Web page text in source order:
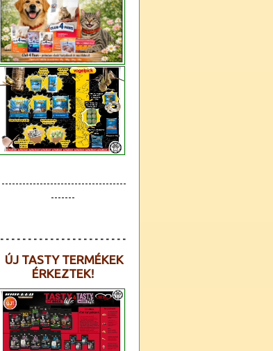
------------------------------------
-------
- - - - - - - - - - - - - - - - - - - - - - -
ÚJ TASTY TERMÉKEK
ÉRKEZTEK!